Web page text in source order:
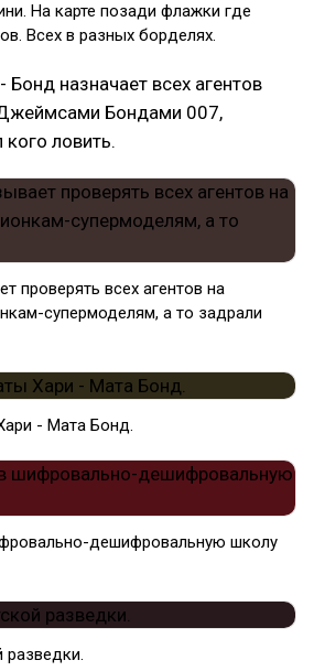
На карте позади флажки где
Всех в разных борделях.
назначает всех агентов
Бондами 007,
кого ловить.
проверять всех агентов на
супермоделям, а то задрали
- Мата Бонд.
дешифровальную школу
разведки.